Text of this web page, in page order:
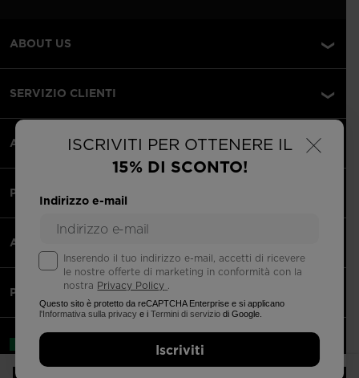
×
ISCRIVITI PER OTTENERE IL
15% DI SCONTO!
Indirizzo e-mail
Inserendo il tuo indirizzo e-mail, accetti di ricevere
le nostre offerte di marketing in conformità con la
nostra Privacy Policy .
Questo sito è protetto da reCAPTCHA Enterprise e si applicano
l'Informativa sulla privacy e iTermini di servizio di Google.
Iscriviti
ABOUT US
SERVIZIO CLIENTI
AREA LEGALE
PAGAMENTI ACCETTATI
APPS
PARTNERS
Italia | italiano